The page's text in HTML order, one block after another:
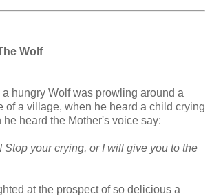
Wolf
hungry Wolf was prowling around a
of a village, when he heard a child crying
he heard the Mother's voice say:
Stop your crying, or I will give you to the
at the prospect of so delicious a